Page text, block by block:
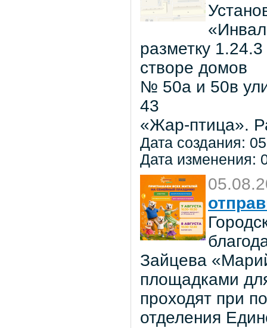
разметку
створе домов
№ 50а и 50в
43
«Жар-птица».
Дата создания:
Дата изменения:
Зайцева
площадками
проходят при
отделения